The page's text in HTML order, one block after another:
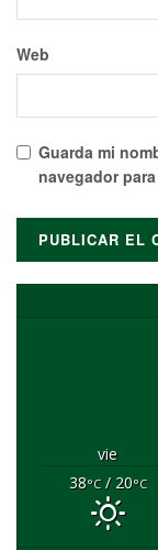
Web
Guarda mi
navegador
vie
38°C/ 20°C